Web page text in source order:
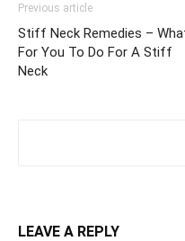
Previous article
Stiff Neck Remedies –
For You To Do For A Stiff
Neck
LEAVE A REPLY